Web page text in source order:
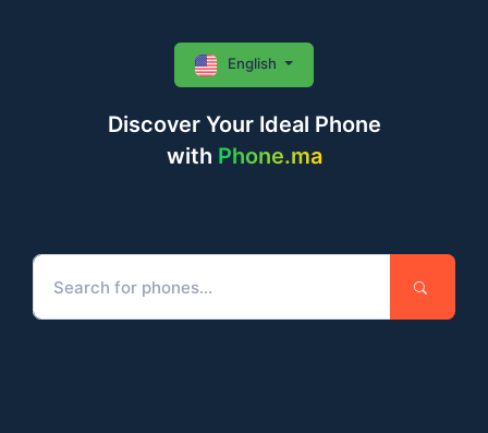
Discover Your Ideal Phone
with Phone.ma
English